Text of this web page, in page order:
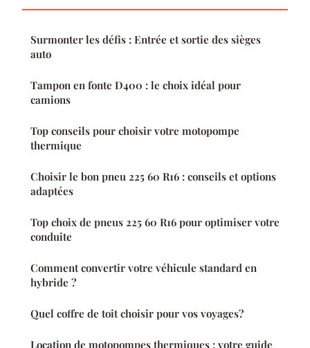
Surmonter les défis : Entrée et sortie des sièges
auto
Tampon en fonte D400 : le choix idéal pour
camions
Top conseils pour choisir votre motopompe
thermique
Choisir le bon pneu 225 60 R16 : conseils et options
adaptées
Top choix de pneus 225 60 R16 pour optimiser votre
conduite
Comment convertir votre véhicule standard en
hybride ?
Quel coffre de toit choisir pour vos voyages?
Location de motopompes thermiques : votre guide